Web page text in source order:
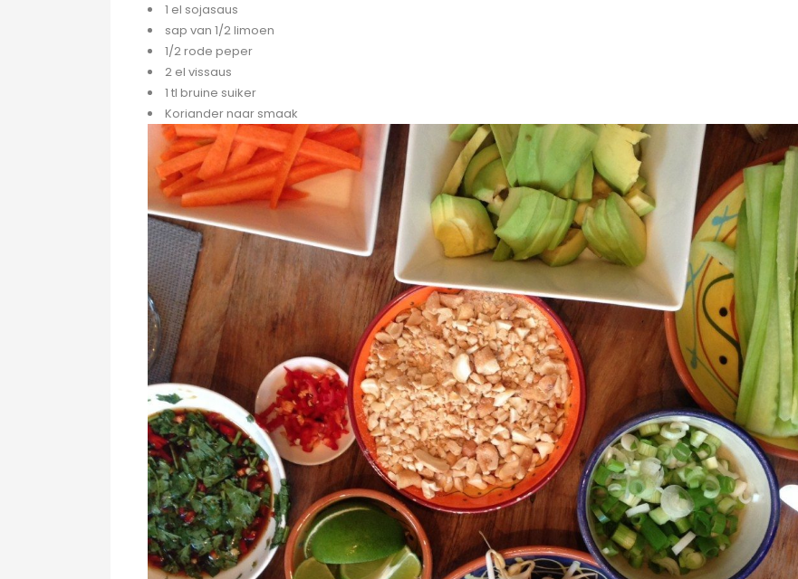
1 el sojasaus
sap van 1/2 limoen
1/2 rode peper
2 el vissaus
1 tl bruine suiker
Koriander naar smaak